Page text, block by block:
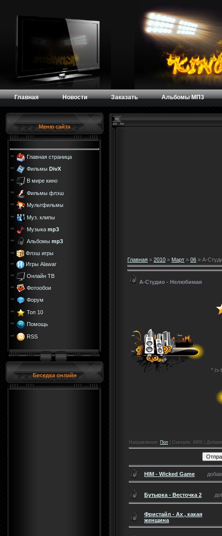
Главная Новости Заказать Альбомы МП3
Меню сайта
Главная страница
Фильмы DivX
В мире кино
Фильмы флэш
Мультфильмы
Муз. клипы
Музыка mp3
Альбомы mp3
Флэш игры
Игры Alawar
Онлайн ТВ
Фотообои
Форум
Топ 10
Помощь
RSS
Беседка онлайн
Главная » 2010 » Март » 06 » А-
А-Студио - Нелюбимая
" />
Направления : Поп Скачали: 4900 |
HIM - Wicked Game
Бутырка - Весточка 2
Фристайл - Ах , какая
женщина